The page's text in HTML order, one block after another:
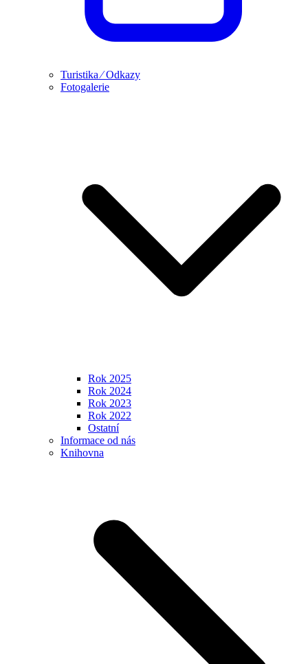
Turistika ⁄ Odkazy
Fotogalerie
Rok 2025
Rok 2024
Rok 2023
Rok 2022
Ostatní
Informace od nás
Knihovna